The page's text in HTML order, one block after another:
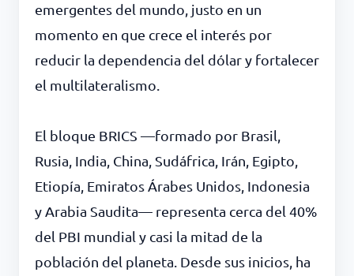
emergentes del mundo, justo en un
momento en que crece el interés por
reducir la dependencia del dólar y fortalecer
el multilateralismo.
El bloque BRICS —formado por Brasil,
Rusia, India, China, Sudáfrica, Irán, Egipto,
Etiopía, Emiratos Árabes Unidos, Indonesia
y Arabia Saudita— representa cerca del 40%
del PBI mundial y casi la mitad de la
población del planeta. Desde sus inicios, ha